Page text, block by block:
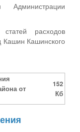
Администрации
расходов
Кашин Кашинского
от
152
Кб